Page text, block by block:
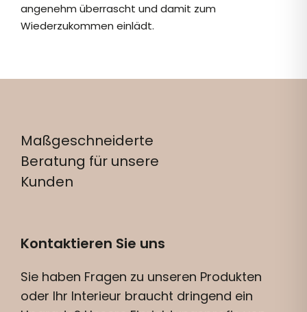
angenehm überrascht und damit zum
Wiederzukommen einlädt.
Maßgeschneiderte
Beratung für unsere
Kunden
Kontaktieren Sie uns
Sie haben Fragen zu unseren Produkten
oder Ihr Interieur braucht dringend ein